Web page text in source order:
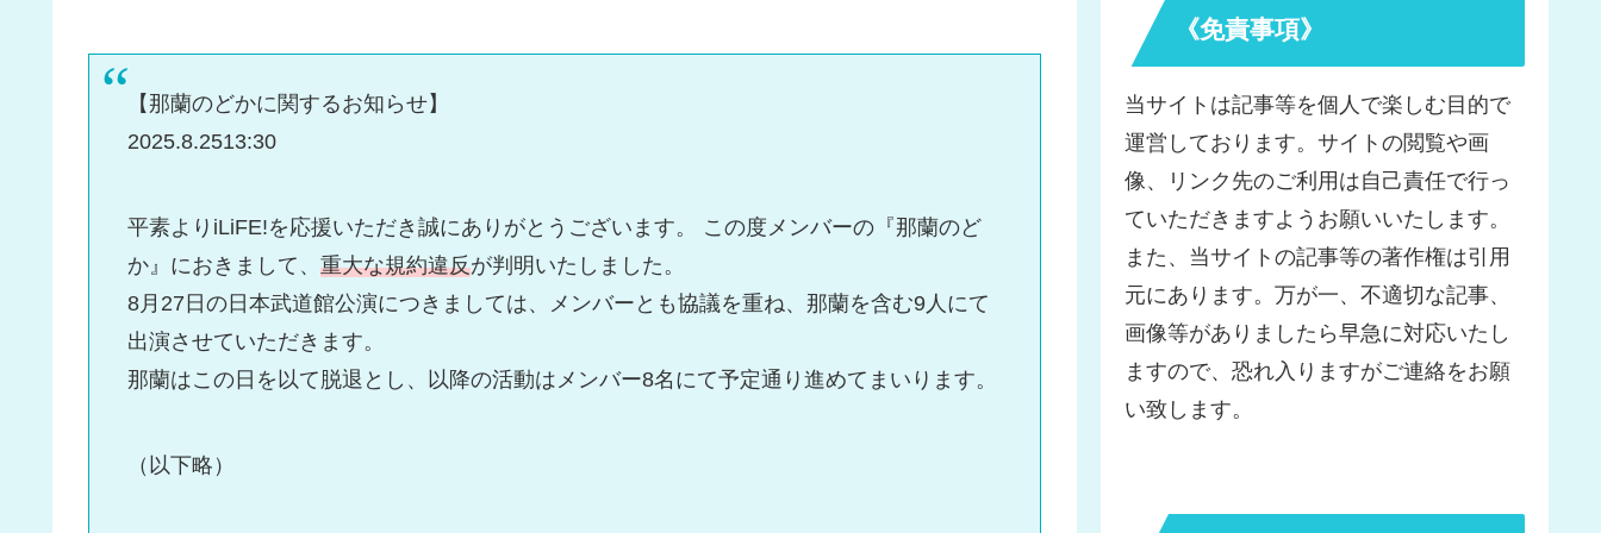
【那蘭のどかに関するお知らせ】
2025.8.2513:30
平素よりiLiFE!を応援いただき誠にありがとうございます。 この度メンバーの『那蘭のど
か』におきまして、重大な規約違反が判明いたしました。
8月27日の日本武道館公演につきましては、メンバーとも協議を重ね、那蘭を含む9人にて
出演させていただきます。
那蘭はこの日を以て脱退とし、以降の活動はメンバー8名にて予定通り進めてまいります。
（以下略）
《免責事項》
当サイトは記事等を個人で楽しむ目的で
運営しております。サイトの閲覧や画
像、リンク先のご利用は自己責任で行っ
ていただきますようお願いいたします。
また、当サイトの記事等の著作権は引用
元にあります。万が一、不適切な記事、
画像等がありましたら早急に対応いたし
ますので、恐れ入りますがご連絡をお願
い致します。